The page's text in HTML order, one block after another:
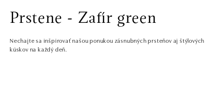
Prstene - Zafír green
Nechajte sa inšpirovať našou ponukou zásnubných prsteňov aj štýlových
kúskov na každý deň.